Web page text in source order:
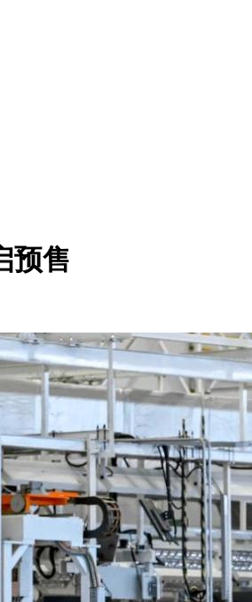
预售​